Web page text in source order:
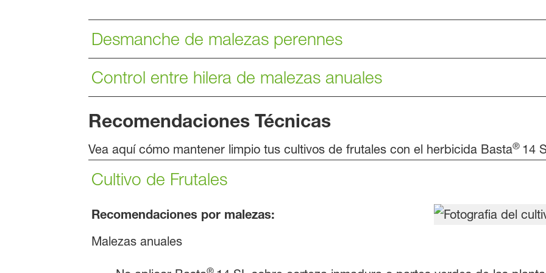
Desmanche de malezas perennes
Control entre hilera de malezas anuales
Recomendaciones Técnicas
Vea aquí cómo mantener limpio tus cultivos de frutales con el herbicida Basta® 14
Cultivo de Frutales
Recomendaciones por malezas:
Malezas anuales